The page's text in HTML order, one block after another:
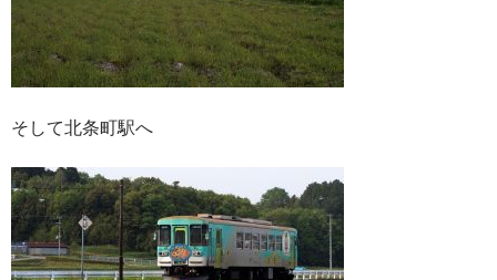
そして北条町駅へ